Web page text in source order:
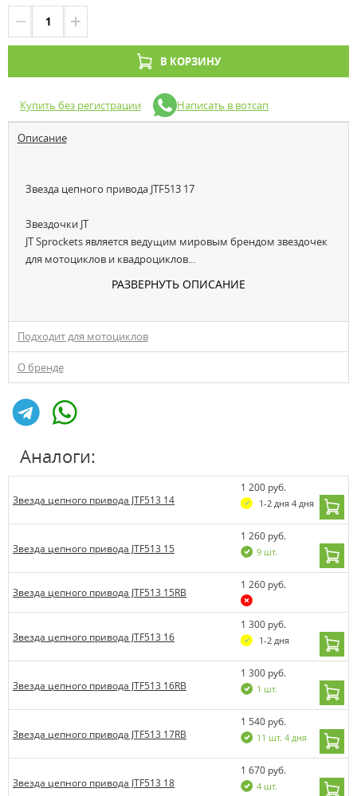
В КОРЗИНУ
Купить без регистрации Написать в вотсап
Описание
Звезда цепного привода JTF513 17
Звездочки JT
JT Sprockets является ведущим мировым брендом звездочек
для мотоциклов и квадроциклов...
РАЗВЕРНУТЬ ОПИСАНИЕ
Подходит для мотоциклов
О бренде
Аналоги:
Звезда цепного привода JTF513 14
1 200 руб.
1-2 дня 4 дня
Звезда цепного привода JTF513 15
1 260 руб.
9 шт.
Звезда цепного привода JTF513 15RB
1 260 руб.
Звезда цепного привода JTF513 16
1 300 руб.
1-2 дня
Звезда цепного привода JTF513 16RB
1 300 руб.
1 шт.
Звезда цепного привода JTF513 17RB
1 540 руб.
11 шт. 4 дня
Звезда цепного привода JTF513 18
1 670 руб.
4 шт.